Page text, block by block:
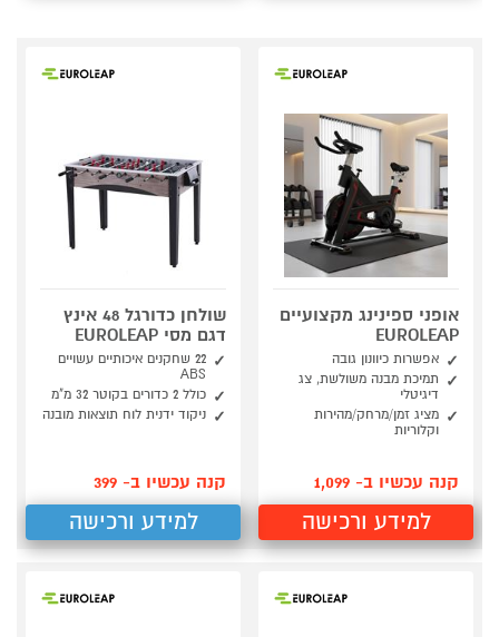
אופני ספינינג מקצועיים
EUROLEAP
אפשרות כיוונון גובה
תמיכת מבנה משולשת, צג
דיגיטלי
מציג זמן/מרחק/מהירות
וקלוריות
קנה עכשיו ב- 1,099
למידע ורכישה
שולחן כדורגל 48 אינץ
דגם מסי EUROLEAP
22 שחקנים איכותיים עשויים
ABS
כולל 2 כדורים בקוטר 32 מ"מ
ניקוד ידנית לוח תוצאות מובנה
קנה עכשיו ב- 399
למידע ורכישה